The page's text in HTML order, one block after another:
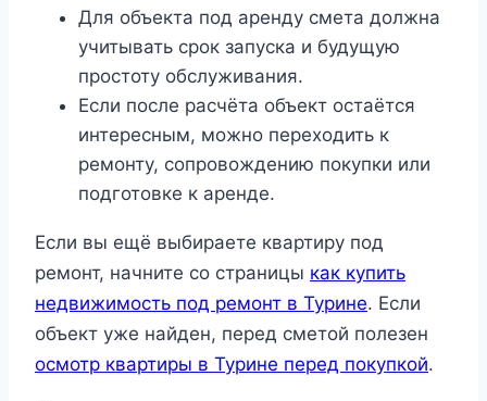
Для объекта под аренду смета должна
учитывать срок запуска и будущую
простоту обслуживания.
Если после расчёта объект остаётся
интересным, можно переходить к
ремонту, сопровождению покупки или
подготовке к аренде.
Если вы ещё выбираете квартиру под
ремонт, начните со страницы как купить
недвижимость под ремонт в Турине. Если
объект уже найден, перед сметой полезен
осмотр квартиры в Турине перед покупкой.